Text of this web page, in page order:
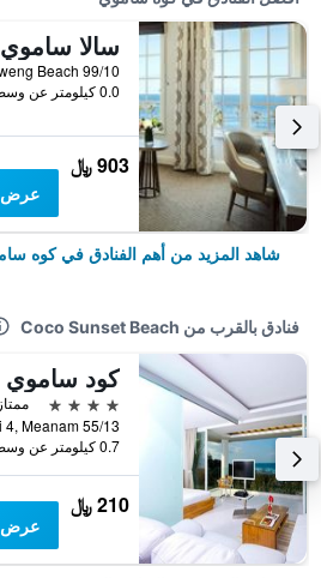
0.0 كيلومتر عن وسط المدينة
903 ﷼
عرض
شاهد المزيد من أهم الفنادق في كوه
فنادق بالقرب من Coco Sunset Beach
4 نجوم
ممتاز 8.7
0.7 كيلومتر عن وسط المدينة
210 ﷼
عرض